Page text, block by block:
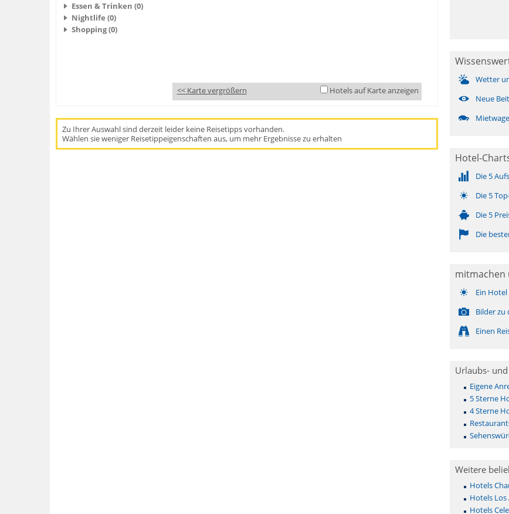
Essen & Trinken (0)
Nightlife (0)
Shopping (0)
<< Karte vergrößern Hotels auf Karte anzeigen
Zu Ihrer Auswahl sind derzeit leider keine Reisetipps vorhanden.
Wählen sie weniger Reisetippeigenschaften aus, um mehr Ergebnisse zu erhalten
Wetter
Neue
Hotel-
Die 5
Die 5
Die 5
Die
mitmachen
Ein
Bilder zu
Einen
Urlaubs-
Eigene
5 Sterne
4 Sterne
Weitere
Hotels
Hotels Los
Hotels